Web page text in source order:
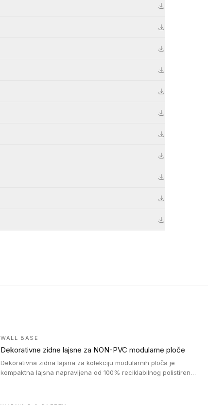
WALL BASE
Dekorativne zidne lajsne za NON-PVC modularne ploče
Dekorativna zidna lajsna za kolekciju modularnih ploča je
kompaktna lajsna napravljena od 100% reciklabilnog polistirena,